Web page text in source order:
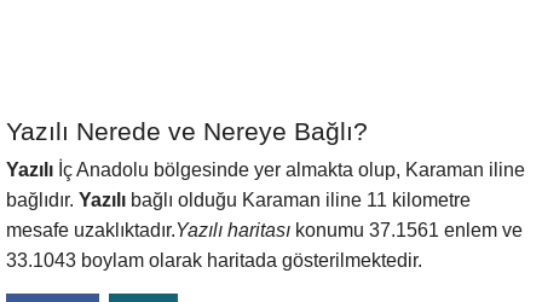
Yazılı Nerede ve Nereye Bağlı?
Yazılı İç Anadolu bölgesinde yer almakta olup, Karaman iline
bağlıdır. Yazılı bağlı olduğu Karaman iline 11 kilometre
mesafe uzaklıktadır.Yazılı haritası konumu 37.1561 enlem ve
33.1043 boylam olarak haritada gösterilmektedir.